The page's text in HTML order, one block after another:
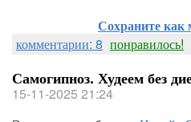
Сохраните как
комментарии: 8 понравилось!
Самогипноз. Худеем без
15-11-2025 21:24